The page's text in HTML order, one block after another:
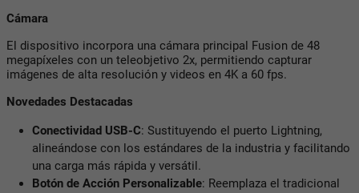
Cámara
El dispositivo incorpora una cámara principal Fusion de 48
megapíxeles con un teleobjetivo 2x, permitiendo capturar
imágenes de alta resolución y videos en 4K a 60 fps.
Novedades Destacadas
Conectividad USB-C: Sustituyendo el puerto Lightning,
alineándose con los estándares de la industria y facilitando
una carga más rápida y versátil.
Botón de Acción Personalizable: Reemplaza el tradicional